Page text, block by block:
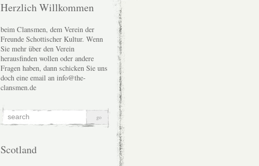
Herzlich Willkommen
beim Clansmen, dem Verein der
Freunde Schottischer Kultur. Wenn
Sie mehr über den Verein
herausfinden wollen oder andere
Fragen haben, dann schicken Sie uns
doch eine email an info@the-
clansmen.de
Scotland